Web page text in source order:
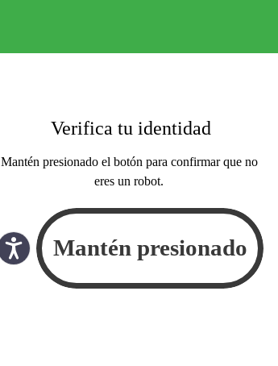
Verifica tu identidad
Mantén presionado el botón para confirmar que no
eres un robot.